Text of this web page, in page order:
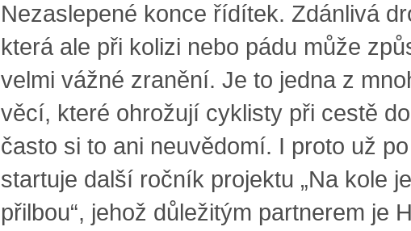
Nezaslepené konce řídítek. Zdánlivá
která ale při kolizi nebo pádu může
velmi vážné zranění. Je to jedna z
věcí, které ohrožují cyklisty při cestě
často si to ani neuvědomí. I proto už
startuje další ročník projektu „Na kole
přilbou“, jehož důležitým partnerem je